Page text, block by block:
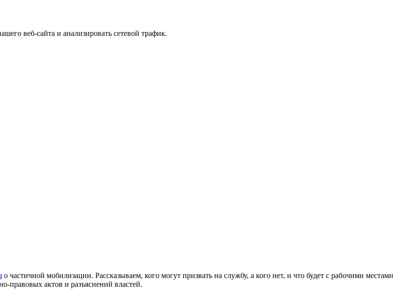
веб-сайта и анализировать сетевой трафик.
о частичной мобилизации. Рассказываем, кого могут призвать на службу, а кого нет, и что будет с рабочими местами
правовых актов и разъяснений властей.